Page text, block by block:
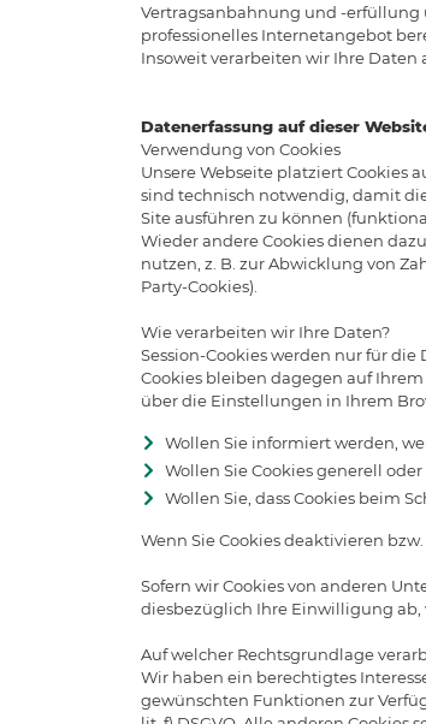
Vertragsanbahnung und -erfüllung
professionelles Internetangebot
Insoweit verarbeiten wir Ihre Daten
Datenerfassung auf dieser
Verwendung von Cookies
Unsere Webseite platziert Cookies
sind technisch notwendig, damit
Site ausführen zu können
Wieder andere Cookies dienen
nutzen, z. B. zur Abwicklung von
Party-Cookies).
Wie verarbeiten wir Ihre Daten?
Session-Cookies werden nur für
Cookies bleiben dagegen auf
über die Einstellungen in Ihrem
Wollen Sie informiert werden,
Wollen Sie Cookies generell
Wollen Sie, dass Cookies beim
Wenn Sie Cookies deaktivieren
Sofern wir Cookies von anderen
diesbezüglich Ihre Einwilligung ab,
Auf welcher Rechtsgrundlage
Wir haben ein berechtigtes
gewünschten Funktionen zur